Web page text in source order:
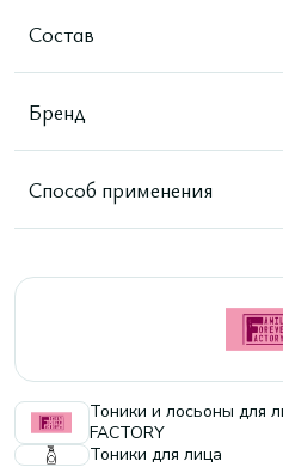
Состав
Бренд
Способ применения
Тоники и лосьоны для
FACTORY
Тоники для лица